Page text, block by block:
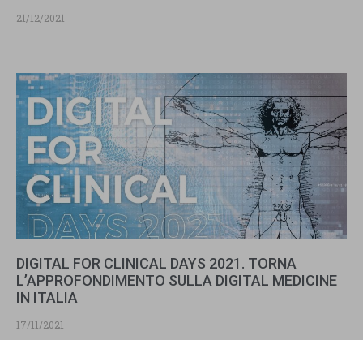
21/12/2021
DIGITAL FOR CLINICAL DAYS 2021. TORNA
L’APPROFONDIMENTO SULLA DIGITAL MEDICINE
IN ITALIA
17/11/2021